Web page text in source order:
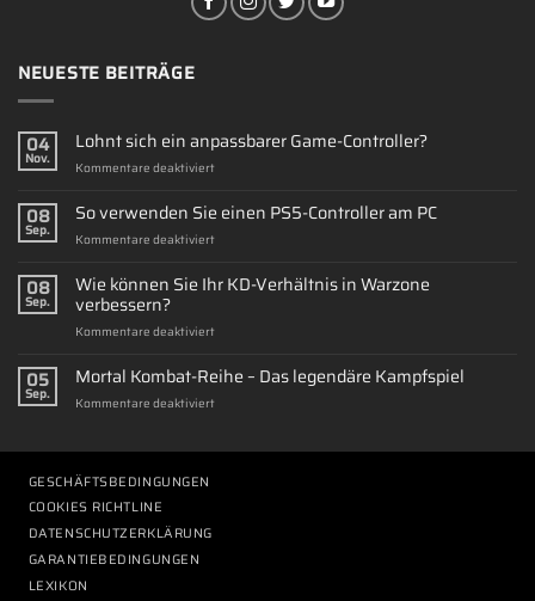
NEUESTE BEITRÄGE
04
Nov.
Lohnt sich ein anpassbarer Game-Controller?
Kommentare deaktiviertfür
sich
ein
anpassbarer
Controller?
08
Sep.
So verwenden Sie einen PS5-Controller am PC
Kommentare deaktiviertfür
verwenden
Sie
PS5-
am
08
Sep.
Wie können Sie Ihr KD-Verhältnis in Warzone
verbessern?
Kommentare deaktiviertfür
können
Sie
Ihr
05
Sep.
Mortal Kombat-Reihe – Das legendäre Kampfspiel
Kommentare deaktiviertfür
GESCHÄFTSBEDINGUNGEN
COOKIES RICHTLINE
DATENSCHUTZERKLÄRUNG
GARANTIEBEDINGUNGEN
LEXIKON